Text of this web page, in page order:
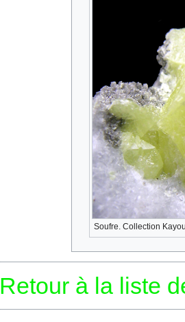
Soufre. Collection
Retour à la liste